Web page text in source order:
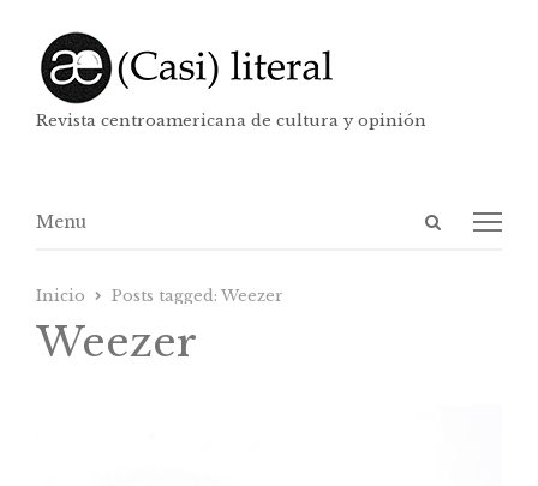
Revista centroamericana de cultura y opinión
Abrir
Menú
Menu
Inicio Posts tagged: Weezer
Weezer